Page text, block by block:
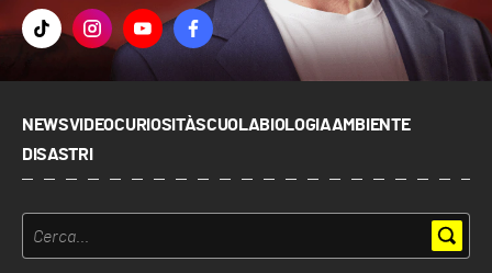
NEWSVIDEOCURIOSITÀSCUOLABIOLOGIAAMBIENTE
DISASTRI